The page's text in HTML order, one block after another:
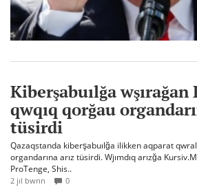
Kiberşabuılğa
qwqıq qorğau
tüsirdi
Qazaqstanda kiberşabuılğa ilikken aqparat
organdarına arız tüsirdi. Wjımdıq arızğa
ProTenge, Shis..
2 jıl bwrın 0